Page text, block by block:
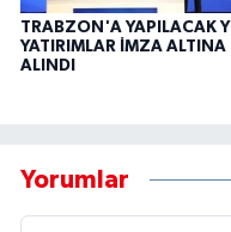
TRABZON'A YAPILACAK
YATIRIMLAR İMZA ALTINA
ALINDI
Yorumlar